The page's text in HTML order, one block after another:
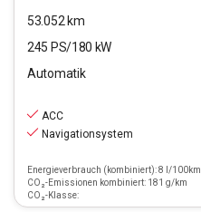
53.052 km
245 PS/180 kW
Automatik
ACC
Navigationsystem
Energieverbrauch (kombiniert): 8 l/100km
CO₂-Emissionen kombiniert: 181 g/km
CO₂-Klasse: